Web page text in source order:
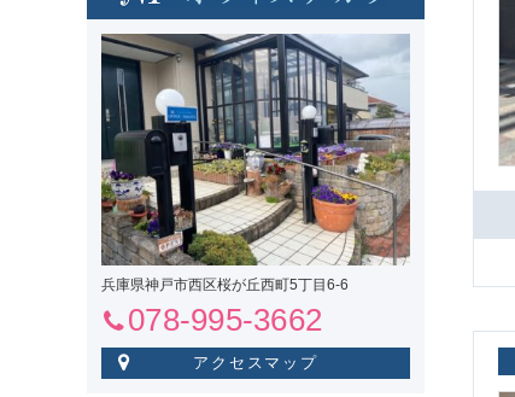
兵庫県神戸市西区桜が丘西町5丁目6-6
078-995-3662
アクセスマップ